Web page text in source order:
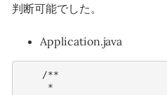
判断可能でした。
Application.java
/**
     *